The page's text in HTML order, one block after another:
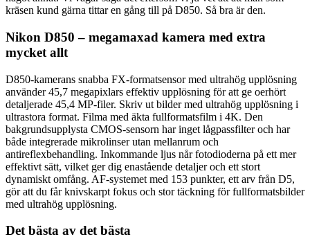
kräsen kund gärna tittar en gång till på D850. Så bra är den.
Nikon D850 – megamaxad kamera med extra
mycket allt
D850-kamerans snabba FX-formatsensor med ultrahög upplösning
använder 45,7 megapixlars effektiv upplösning för att ge oerhört
detaljerade 45,4 MP-filer. Skriv ut bilder med ultrahög upplösning i
ultrastora format. Filma med äkta fullformatsfilm i 4K. Den
bakgrundsupplysta CMOS-sensorn har inget lågpassfilter och har
både integrerade mikrolinser utan mellanrum och
antireflexbehandling. Inkommande ljus når fotodioderna på ett mer
effektivt sätt, vilket ger dig enastående detaljer och ett stort
dynamiskt omfång. AF-systemet med 153 punkter, ett arv från D5,
gör att du får knivskarpt fokus och stor täckning för fullformatsbilder
med ultrahög upplösning.
Det bästa av det bästa